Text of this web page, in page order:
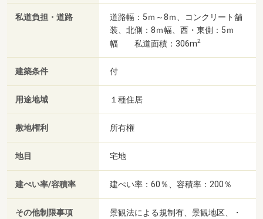
私道負担・道路
道路幅：5ｍ～8ｍ、コンクリート舗
装、北側：8ｍ幅、西・東側：5ｍ
幅 私道面積：306m2
建築条件 付
用途地域 １種住居
敷地権利 所有権
地目 宅地
建ぺい率/容積率 建ぺい率：60％、容積率：200％
その他制限事項
景観法による規制有、景観地区、・